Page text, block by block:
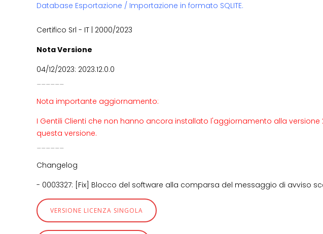
Database Esportazione / Importazione in formato SQLITE.
Certifico Srl - IT | 2000/2023
Nota Versione
04/12/2023: 2023.12.0.0
______
Nota importante aggiornamento:
I Gentili Clienti che non hanno ancora installato l'aggiornamento alla
questa versione.
______
Changelog
- 0003327: [Fix] Blocco del software alla comparsa del messaggio di avviso
VERSIONE LICENZA SINGOLA